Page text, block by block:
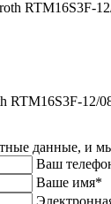
RTM16S3F-12/
данные, и
Ваш
Ваше имя*